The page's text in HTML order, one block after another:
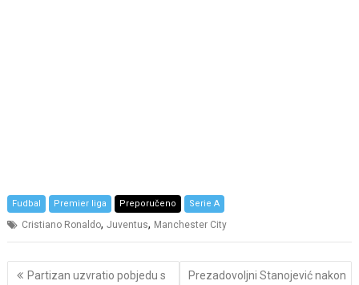
Fudbal Premier liga Preporučeno Serie A
Cristiano Ronaldo,Juventus, Manchester City
PostPartizan uzvratio pobjedu s
Prezadovoljni Stanojević nakon